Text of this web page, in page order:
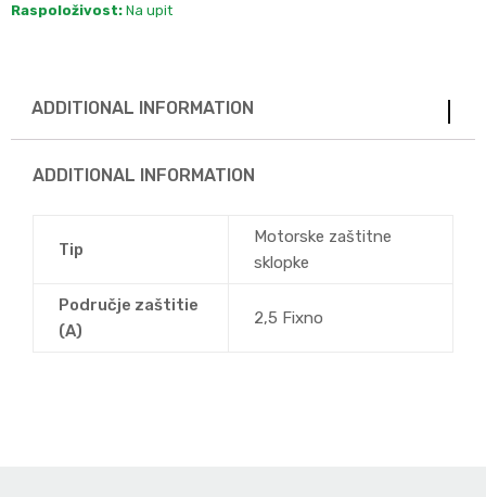
Raspoloživost: Na upit
ADDITIONAL INFORMATION
ADDITIONAL INFORMATION
Tip
Motorske zaštitne
sklopke
Područje zaštitie
(A)
2,5 Fixno